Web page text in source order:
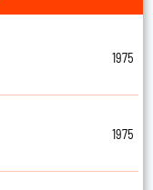
1975
1975